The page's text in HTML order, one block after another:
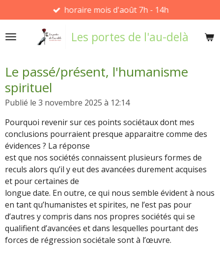
au
contenu
Les portes de l'au-delà
horaire mois d'août 7h - 14h
Le passé/présent, l'humanisme
spirituel
Publié le 3 novembre 2025 à 12:14
Pourquoi revenir sur ces points sociétaux dont mes
conclusions pourraient presque apparaitre comme des
évidences ? La réponse
est que nos sociétés connaissent plusieurs formes de
reculs alors qu’il y eut des avancées durement acquises
et pour certaines de
longue date. En outre, ce qui nous semble évident à nous
en tant qu’humanistes et spirites, ne l’est pas pour
d’autres y compris dans nos propres sociétés qui se
qualifient d’avancées et dans lesquelles pourtant des
forces de régression sociétale sont à l’œuvre.